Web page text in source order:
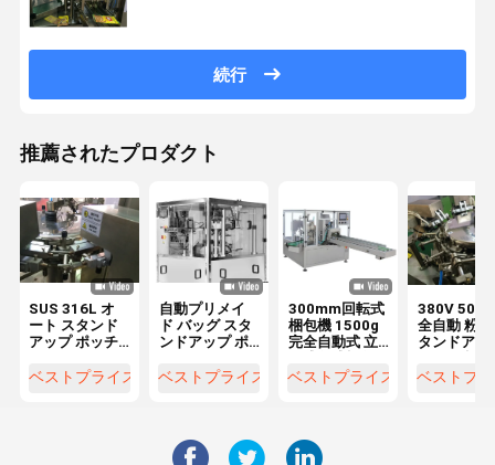
続行
推薦されたプロダクト
SUS 316L オ
ート スタンド
アップ ポッチ
シン 5KW ロー
ベストプライス
自動プリメイ
ド バッグ スタ
ンドアップ ポ
グ マシン
ベストプライス
300mm回転式
梱包機 1500g
完全自動式 立
機
ベストプライス
380V
全自動 粉末
タンドアッ
Sus304
ベストプ